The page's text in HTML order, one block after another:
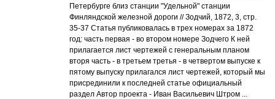
Петербурге близ станции "Удельной" станции
Финляндской железной дороги // Зодчий, 1872, 3, стр.
35-37 Статья публиковалась в трех номерах за 1872
год: часть первая - во втором номере Зодчего К ней
прилагается лист чертежей с генеральным планом
вторя часть - в третьем третья - в четвертом выпуске к
пятому выпуску прилагался лист чертежей, который мы
присрединили к последней статье официальный
раздел Автор проекта - Иван Васильевич Штром ...